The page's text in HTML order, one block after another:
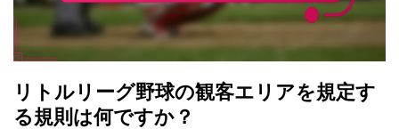
リトルリーグ野球の観客エリアを規定す
る規則は何ですか？